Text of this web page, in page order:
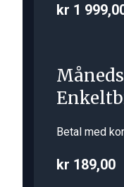
kr 1
Betal med
kr 189,00